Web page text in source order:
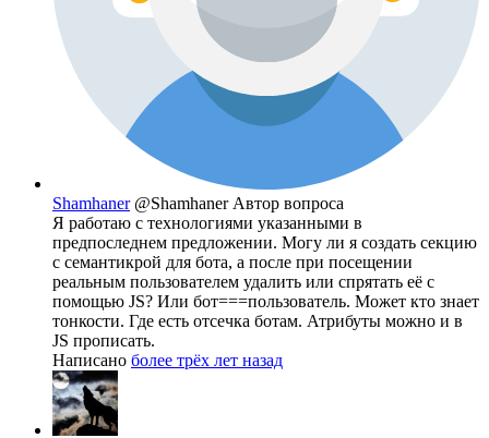
Shamhaner @Shamhaner Автор вопроса
Я работаю с технологиями указанными в
предпоследнем предложении. Могу ли я создать секцию
с семантикрой для бота, а после при посещении
реальным пользователем удалить или спрятать её с
помощью JS? Или бот===пользователь. Может кто знает
тонкости. Где есть отсечка ботам. Атрибуты можно и в
JS прописать.
Написано более трёх лет назад